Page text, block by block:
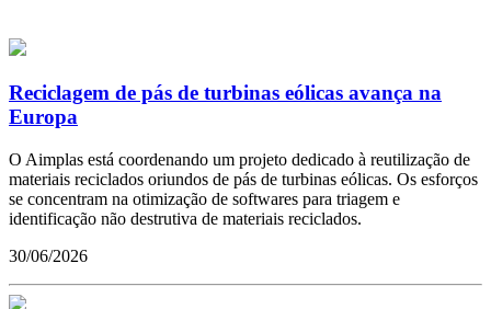
Reciclagem de pás de turbinas eólicas avança na
Europa
O Aimplas está coordenando um projeto dedicado à reutilização de
materiais reciclados oriundos de pás de turbinas eólicas. Os esforços
se concentram na otimização de softwares para triagem e
identificação não destrutiva de materiais reciclados.
30/06/2026